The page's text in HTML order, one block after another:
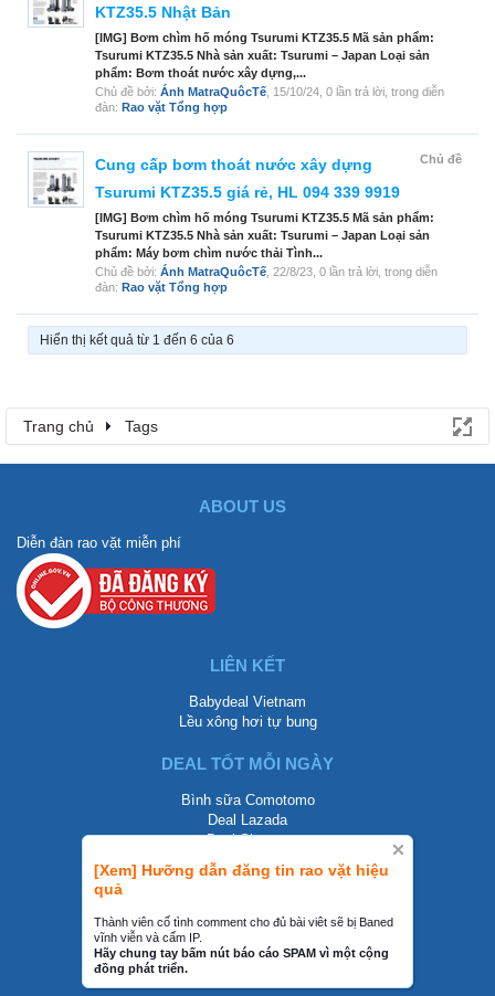
[Xem] Hưỡng dẫn đăng tin rao vặt hiệu
quả
Thành viên cố tình comment cho đủ bài viêt sẽ bị Baned
vĩnh viễn và cấm IP.
Hãy chung tay bấm nút báo cáo SPAM vì một cộng
đồng phát triển.
KTZ35.5 Nhật Bản
[IMG] Bơm chìm hố móng Tsurumi KTZ35.5 Mã sản phẩm:
Tsurumi KTZ35.5 Nhà sản xuất: Tsurumi – Japan Loại sản
phẩm: Bơm thoát nước xây dựng,...
Chủ đề bởi: Ánh MatraQuôcTế 15/10/24 , 0 lần trả lời, trong diễn
đàn: Rao vặt Tổng hợp
Chủ đề
Cung cấp bơm thoát nước xây dựng
Tsurumi KTZ35.5 giá rẻ, HL 094 339 9919
[IMG] Bơm chìm hố móng Tsurumi KTZ35.5 Mã sản phẩm:
Tsurumi KTZ35.5 Nhà sản xuất: Tsurumi – Japan Loại sản
phẩm: Máy bơm chìm nước thải Tình...
Chủ đề bởi: Ánh MatraQuôcTế 22/8/23 , 0 lần trả lời, trong diễn
đàn: Rao vặt Tổng hợp
Hiển thị kết quả từ 1 đến 6 của 6
Trang chủ Tags
ABOUT US
Diễn đàn rao vặt miễn phí
LIÊN KẾT
Babydeal Vietnam
Lều xông hơi tự bung
DEAL TỐT MỖI NGÀY
Bình sữa Comotomo
Deal Lazada
Deal Shopee
LIÊN HỆ
0858002468
contact@mraovat.vn